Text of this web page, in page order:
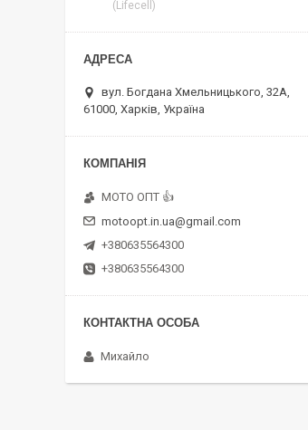
(Lifecell)
вул. Богдана Хмельницького, 32А,
61000, Харків, Україна
MOTO OПT 👍
motoopt.in.ua@gmail.com
+380635564300
+380635564300
Михайло